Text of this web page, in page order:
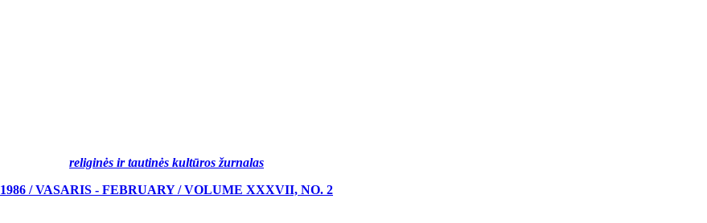
religinės ir tautinės kultūros žurnalas
1986 / VASARIS - FEBRUARY / VOLUME XXXVII, NO. 2